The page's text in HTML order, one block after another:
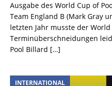
Ausgabe des World Cup of
Team England B (Mark Gray
letzten Jahr musste der
Terminüberschneidungen
Pool Billard […]
INTERNATIONAL